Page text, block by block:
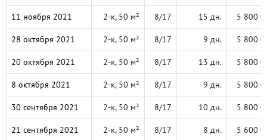
11 ноября 2021 2-к, 50 м² 8/17 15 дн. 5 800
28 октября 2021 2-к, 50 м² 8/17 9 дн. 5 800
20 октября 2021 2-к, 50 м² 8/17 13 дн. 5 800
8 октября 2021 2-к, 50 м² 8/17 9 дн. 5 800
30 сентября 2021 2-к, 50 м² 8/17 10 дн. 5 800
21 сентября 2021 2-к, 50 м² 8/17 8 дн. 5 600